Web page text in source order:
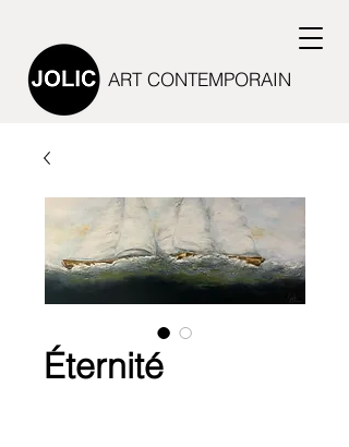
ART CONTEMPORAIN
Éternité